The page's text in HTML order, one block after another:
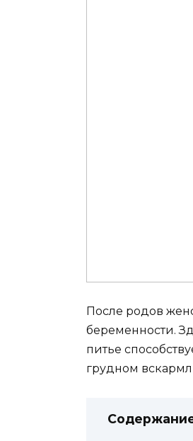
После родов
беременности.
питье
грудном